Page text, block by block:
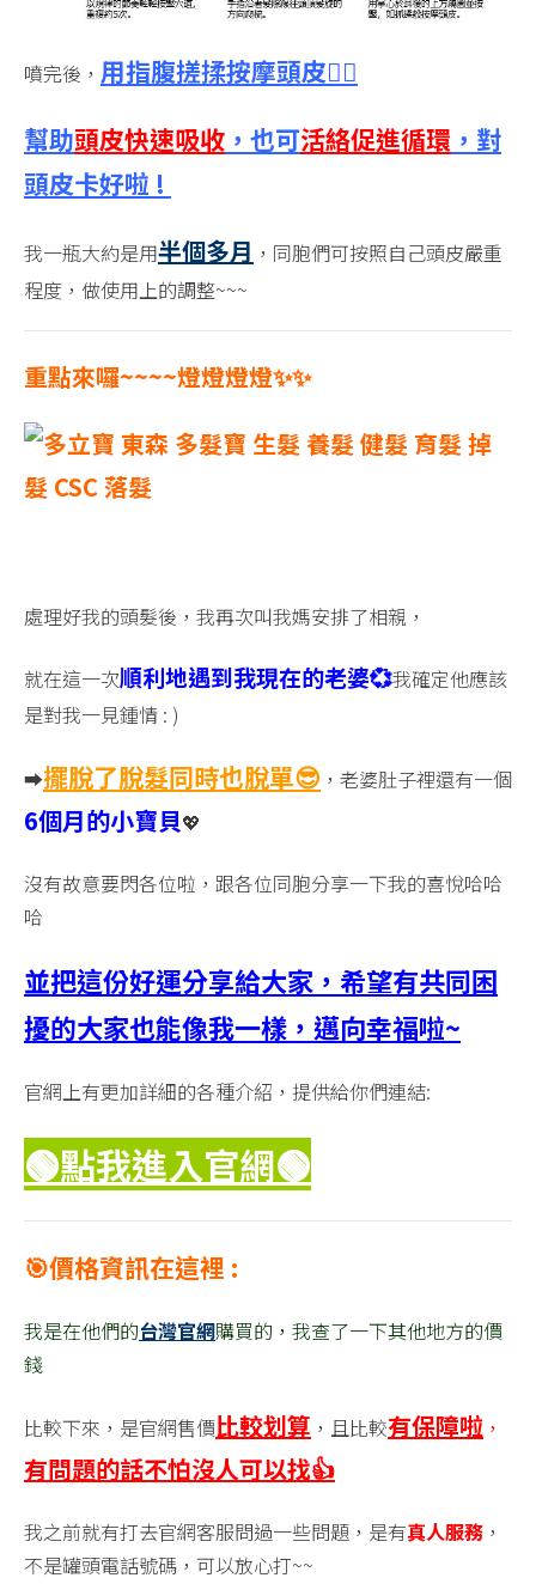
噴完後， 用指腹搓揉按摩頭皮💆‍♂️
幫助頭皮快速吸收 ，也可活絡促進循環 ，對
頭皮卡好啦 !
我一瓶大約是用半個多月 ，同胞們可按照自己頭皮嚴重
程度，做使用上的調整~~~
重點來囉~~~~燈燈燈燈✨✨
處理好我的頭髮後，我再次叫我媽安排了相親，
就在這一次順利地遇到我現在的老婆💞我確定他應該
是對我一見鍾情 : )
➡️擺脫了脫髮同時也脫單😎 ，老婆肚子裡還有一個
6個月的小寶貝💖
沒有故意要閃各位啦，跟各位同胞分享一下我的喜悅哈哈
哈
並把這份好運分享給大家，希望有共同困
擾的大家也能像我一樣，邁向幸福啦~
官網上有更加詳細的各種介紹，提供給你們連結:
🟢點我進入官網🟢
🎯價格資訊在這裡 :
我是在他們的台灣官網購買的，我查了一下其他地方的價
錢
比較下來，是官網售價比較划算 ，且比較有保障啦 ，
有問題的話不怕沒人可以找👍
我之前就有打去官網客服問過一些問題，是有真人服務 ，
不是罐頭電話號碼，可以放心打~~